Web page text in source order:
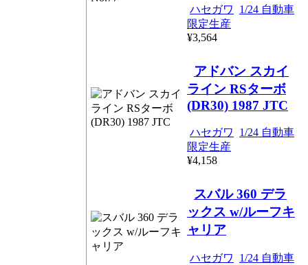
ハセガワ
1/24 自動車
限定生産
¥3,564
アドバン スカイ
ライン RSターボ
(DR30) 1987 JTC
ハセガワ
1/24 自動車
限定生産
¥4,158
スバル 360 デラ
ックス w/ルーフキ
ャリア
ハセガワ 1/24 自動車